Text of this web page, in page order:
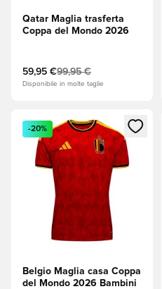
Qatar Maglia trasferta
Coppa del Mondo 2026
59,95 €99,95 €
Disponibile in molte taglie
Apre una finestra modale
-20%
Belgio Maglia casa Coppa
del Mondo 2026 Bambini